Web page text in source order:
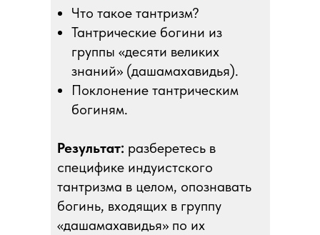
Что такое тантризм?
Тантрические богини из
группы «десяти великих
знаний» (дашамахавидья).
Поклонение тантрическим
богиням.
Результат: разберетесь в
специфике индуистского
тантризма в целом, опознавать
богинь, входящих в группу
«дашамахавидья» по их